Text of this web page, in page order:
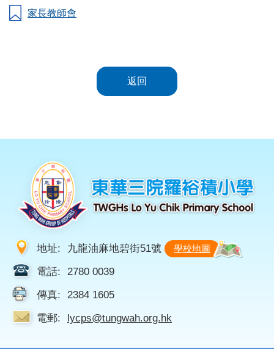
家長教師會
返回
地址: 九龍油麻地碧街51號 學校地圖
電話: 2780 0039
傳真: 2384 1605
電郵: lycps@tungwah.org.hk